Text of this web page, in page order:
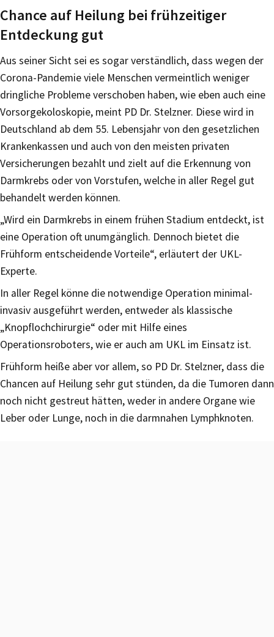
Chance auf Heilung bei frühzeitiger
Entdeckung gut
Aus seiner Sicht sei es sogar verständlich, dass wegen der
Corona-Pandemie viele Menschen vermeintlich weniger
dringliche Probleme verschoben haben, wie eben auch eine
Vorsorgekoloskopie, meint PD Dr. Stelzner. Diese wird in
Deutschland ab dem 55. Lebensjahr von den gesetzlichen
Krankenkassen und auch von den meisten privaten
Versicherungen bezahlt und zielt auf die Erkennung von
Darmkrebs oder von Vorstufen, welche in aller Regel gut
behandelt werden können.
„Wird ein Darmkrebs in einem frühen Stadium entdeckt, ist
eine Operation oft unumgänglich. Dennoch bietet die
Frühform entscheidende Vorteile“, erläutert der UKL-
Experte.
In aller Regel könne die notwendige Operation minimal-
invasiv ausgeführt werden, entweder als klassische
„Knopflochchirurgie“ oder mit Hilfe eines
Operationsroboters, wie er auch am UKL im Einsatz ist.
Frühform heiße aber vor allem, so PD Dr. Stelzner, dass die
Chancen auf Heilung sehr gut stünden, da die Tumoren dann
noch nicht gestreut hätten, weder in andere Organe wie
Leber oder Lunge, noch in die darmnahen Lymphknoten.